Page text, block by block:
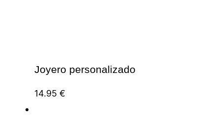
Joyero personalizado
14.95 €